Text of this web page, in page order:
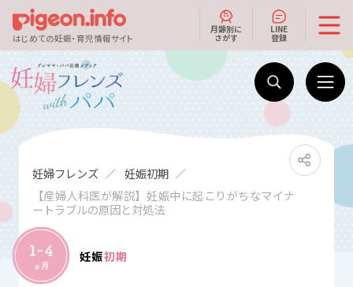
はじめての妊娠・育児情報サイト
月齢別に
さがす
LINE
登録
妊婦フレンズ
妊娠初期
【産婦人科医が解説】妊娠中に起こりがちなマイナ
ートラブルの原因と対処法
妊娠初期